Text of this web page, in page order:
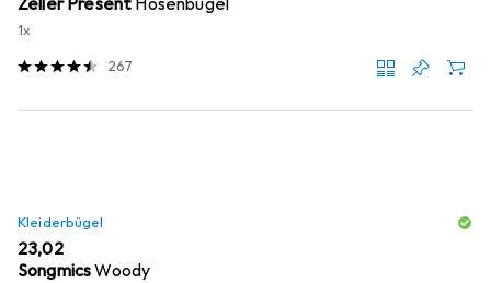
1x
267
Kleiderbügel
EUR
23,02
SongmicsWoody